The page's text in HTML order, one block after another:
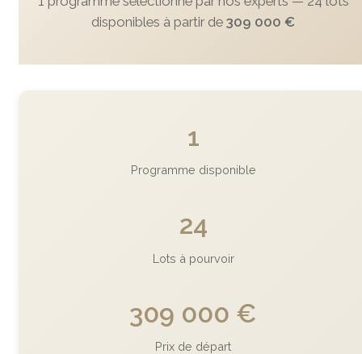
disponibles à partir de 309 000 €
1
Programme disponible
24
Lots à pourvoir
309 000 €
Prix de départ